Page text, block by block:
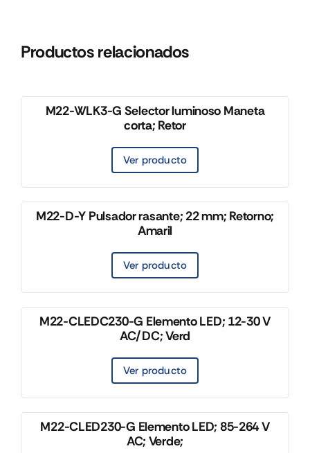
Productos relacionados
M22-WLK3-G Selector luminoso Maneta
corta; Retor
Ver producto
M22-D-Y Pulsador rasante; 22 mm; Retorno;
Amaril
Ver producto
M22-CLEDC230-G Elemento LED; 12-30 V
AC/DC; Verd
Ver producto
M22-CLED230-G Elemento LED; 85-264 V
AC; Verde;